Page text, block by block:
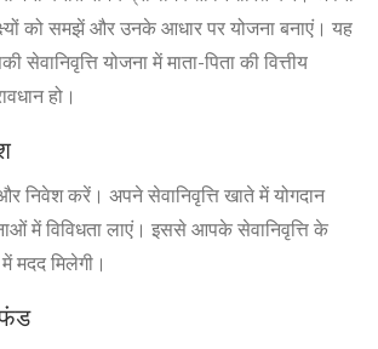
को समझें और उनके आधार पर योजना बनाएं। यह
योजना में माता-पिता की वित्तीय
हो।
निवेश करें। अपने सेवानिवृत्ति खाते में योगदान
में विविधता लाएं। इससे आपके सेवानिवृत्ति के
मदद मिलेगी।